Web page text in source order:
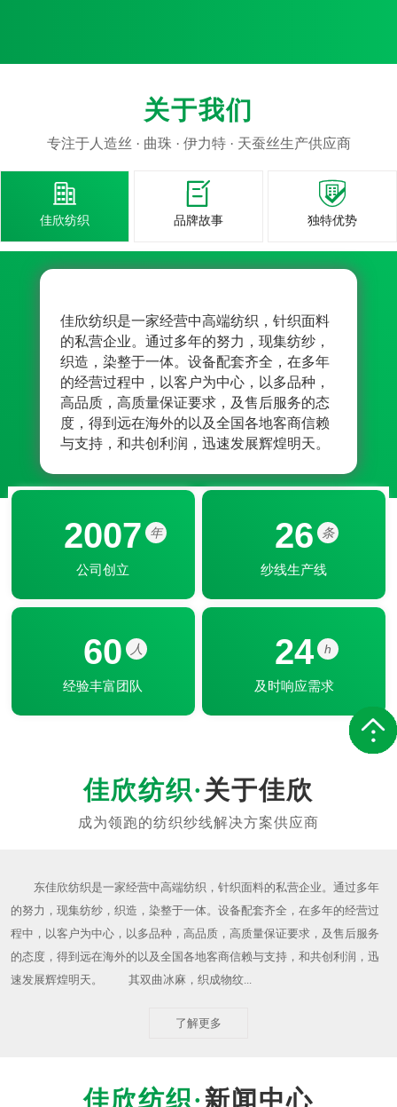
关于我们
专注于人造丝 · 曲珠 · 伊力特 · 天蚕丝生产供应商

佳欣纺织

品牌故事

独特优势
佳欣纺织是一家经营中高端纺织，针织面料
的私营企业。通过多年的努力，现集纺纱，
织造，染整于一体。设备配套齐全，在多年
的经营过程中，以客户为中心，以多品种，
高品质，高质量保证要求，及售后服务的态
度，得到远在海外的以及全国各地客商信赖
与支持，和共创利润，迅速发展辉煌明天。
2007 年
公司创立
26 条
纱线生产线
60 人
经验丰富团队
24 h
及时响应需求
关于佳欣
东佳欣纺织是一家经营中高端纺织，针织面料的私营企业。通过多年
的努力，现集纺纱，织造，染整于一体。设备配套齐全，在多年的经营过
程中，以客户为中心，以多品种，高品质，高质量保证要求，及售后服务
的态度，得到远在海外的以及全国各地客商信赖与支持，和共创利润，迅
速发展辉煌明天。 其双曲冰麻，织成物纹...
了解更多
新闻中心